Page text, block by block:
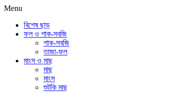
Menu
বিশেষ ছাড়
ফল ও শাক-সবজি
শাক-সবজি
তাজা-ফল
মাংস ও মাছ
মাছ
মাংস
শুটকি মাছ